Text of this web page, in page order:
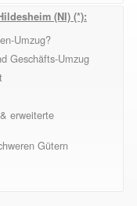
(NI) (*):
Umzug?
Geschäfts-Umzug
erweiterte
Gütern